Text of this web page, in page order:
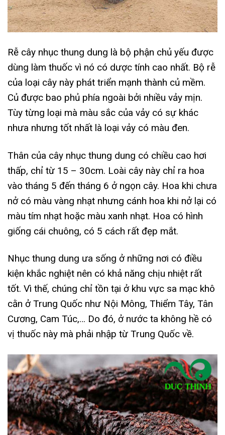
Rễ cây nhục thung dung là bộ phận chủ yếu được
dùng làm thuốc vì nó có dược tính cao nhất. Bộ rễ
của loại cây này phát triển mạnh thành củ mềm.
Củ được bao phủ phía ngoài bởi nhiều vảy mịn.
Tùy từng loại mà màu sắc của vảy có sự khác
nhưa nhưng tốt nhất là loại vảy có màu đen.
Thân của cây nhục thung dung có chiều cao hơi
thấp, chỉ từ 15 – 30cm. Loài cây này chỉ ra hoa
vào tháng 5 đến tháng 6 ở ngọn cây. Hoa khi chưa
nở có màu vàng nhạt nhưng cánh hoa khi nở lại có
màu tím nhạt hoặc màu xanh nhạt. Hoa có hình
giống cái chuông, có 5 cách rất đẹp mắt.
Nhục thung dung ưa sống ở những nơi có điều
kiện khắc nghiệt nên có khả năng chịu nhiệt rất
tốt. Vì thế, chúng chỉ tồn tại ở khu vực sa mạc khô
cằn ở Trung Quốc như Nội Mông, Thiểm Tây, Tân
Cương, Cam Túc,… Do đó, ở nước ta không hề có
vị thuốc này mà phải nhập từ Trung Quốc về.